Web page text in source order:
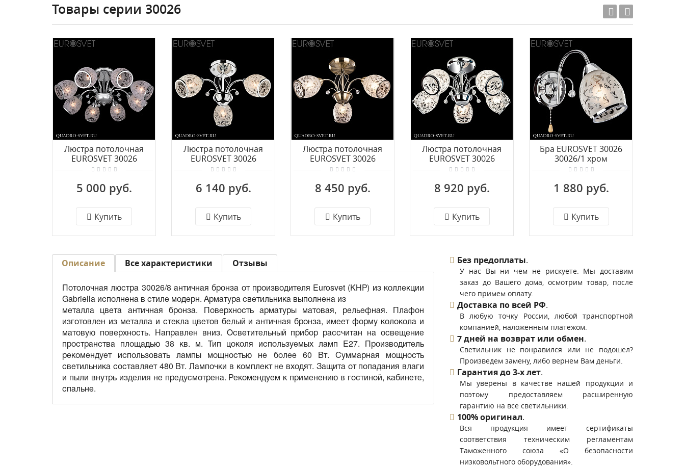
Товары серии 30026
Люстра потолочная
EUROSVET 30026
30026/8 хром
5 000 руб.
Купить
Люстра потолочная
EUROSVET 30026
30026/3 хром
6 140 руб.
Купить
Люстра потолочная
EUROSVET 30026
30026/3 античная
8 450 руб.
Купить
Люстра потолочная
EUROSVET 30026
30026/5 хром
8 920 руб.
Купить
Бра EUROSVET 30026
30026/1 хром
1 880 руб.
Купить
Описание
Потолочная люстра 30026/8 античная бронза от производителя Eurosvet (КНР) из коллекции
Gabriella исполнена в стиле модерн. Арматура светильника выполнена из
металла цвета античная бронза. Поверхность арматуры матовая, рельефная. Плафон
изготовлен из металла и стекла цветов белый и античная бронза, имеет форму колокола и
матовую поверхность. Направлен вниз. Осветительный прибор рассчитан на освещение
пространства площадью 38 кв. м. Тип цоколя используемых ламп E27. Производитель
рекомендует использовать лампы мощностью не более 60 Вт. Суммарная мощность
светильника составляет 480 Вт. Лампочки в комплект не входят. Защита от попадания влаги
и пыли внутрь изделия не предусмотрена. Рекомендуем к применению в гостиной, кабинете,
спальне.
Все характеристики Отзывы Без предоплаты.
У нас Вы ни чем не рискуете. Мы доставим
заказ до Вашего дома, осмотрим товар, после
чего примем оплату.
Доставка по всей РФ.
В любую точку России, любой транспортной
компанией, наложенным платежом.
7 дней на возврат или обмен.
Светильник не понравился или не подошел?
Произведем замену, либо вернем Вам деньги.
Гарантия до 3-х лет.
Мы уверены в качестве нашей продукции и
поэтому предоставляем расширенную
гарантию на все светильники.
100% оригинал.
Вся продукция имеет сертификаты
соответствия техническим регламентам
Таможенного союза «О безопасности
низковольтного оборудования».